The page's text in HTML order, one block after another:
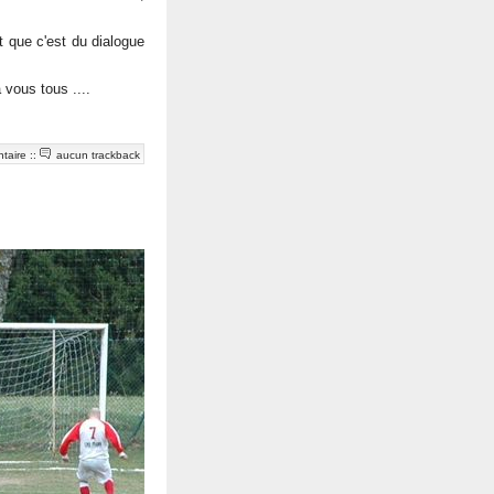
que c'est du dialogue
tous ....
:: aucun trackback